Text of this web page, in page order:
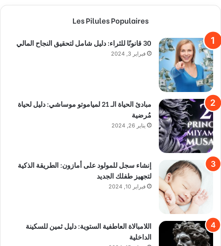
Les Pilules Populaires
30 قانونًا للثراء: دليل شامل لتحقيق النجاح المالي
فبراير 3, 2024
مبادئ الحياة الـ 21 لمياموتو موساشي: دليل لحياة
مُرضية
يناير 26, 2024
إنشاء سجل للمولود على أمازون: الطريقة الذكية
لتجهيز طفلك الجديد
فبراير 10, 2024
اللامبالاة العاطفية الستوية: دليل ثمين للسكينة
الداخلية